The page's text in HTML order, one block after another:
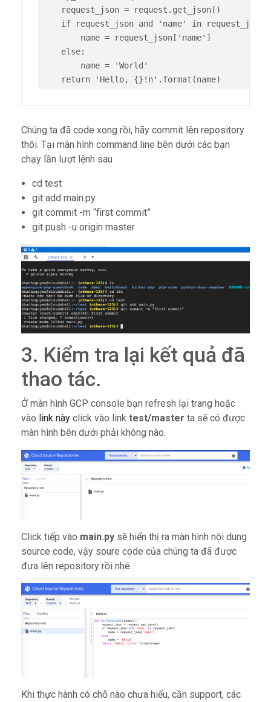
    request_json = request.get_json()
    if request_json and 'name' in request_json:
        name = request_json['name']
    else:
        name = 'World'
    return 'Hello, {}!n'.format(name)
Chúng ta đã code xong rồi, hãy commit lên repository
thôi. Tại màn hình command line bên dưới các bạn
chạy lần lượt lệnh sau
cd test
git add main.py
git commit -m “first commit”
git push -u origin master
3. Kiểm tra lại kết quả đã
thao tác.
Ở màn hình GCP console bạn refresh lại trang hoặc
vào link này click vào link test/master ta sẽ có được
màn hình bên dưới phải không nào.
Click tiếp vào main.py sẽ hiển thị ra màn hình nội dung
source code, vậy soure code của chúng ta đã được
đưa lên repository rồi nhé.
Khi thực hành có chỗ nào chưa hiểu, cần support, các